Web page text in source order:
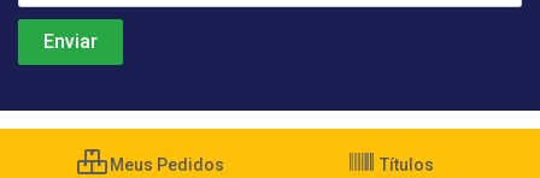
Meus Pedidos Títulos